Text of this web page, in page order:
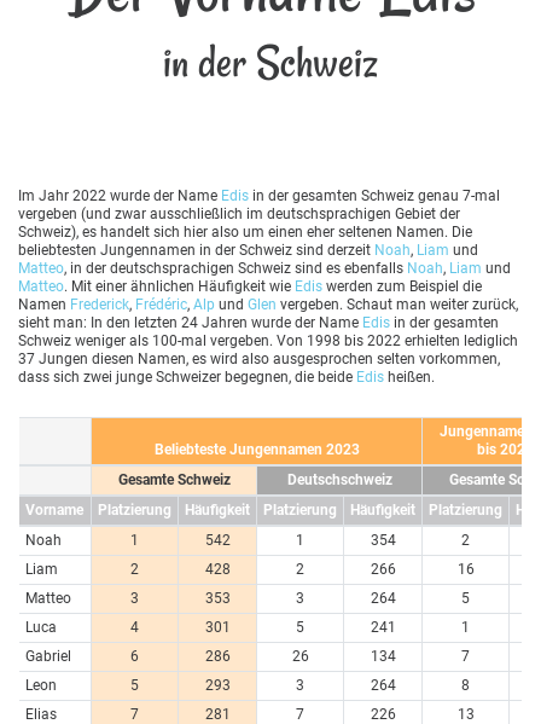
in der Schweiz
Im Jahr 2022 wurde der Name Edis in der gesamten Schweiz genau 7-mal
vergeben (und zwar ausschließlich im deutschsprachigen Gebiet der
Schweiz), es handelt sich hier also um einen eher seltenen Namen. Die
beliebtesten Jungennamen in der Schweiz sind derzeit Noah, Liam und
Matteo, in der deutschsprachigen Schweiz sind es ebenfalls Noah, Liam und
Matteo. Mit einer ähnlichen Häufigkeit wie Edis werden zum Beispiel die
Namen Frederick, Frédéric, Alp und Glen vergeben. Schaut man weiter zurück,
sieht man: In den letzten 24 Jahren wurde der Name Edis in der gesamten
Schweiz weniger als 100-mal vergeben. Von 1998 bis 2022 erhielten lediglich
37 Jungen diesen Namen, es wird also ausgesprochen selten vorkommen,
dass sich zwei junge Schweizer begegnen, die beide Edis heißen.
Beliebteste Jungennamen 2023
Jungennamen
bis 2023
Gesamte Schweiz
Deutschschweiz
Gesamte
Vorname
Platzierung Häufigkeit Platzierung Häufigkeit Platzierung
Noah
1 542 1 354 2
Liam
2 428 2 266 16
Matteo
3 353 3 264 5
Luca
4 301 5 241 1
Gabriel
6 286 26 134 7
Leon
5 293 3 264 8
Elias
7 281 7 226 13